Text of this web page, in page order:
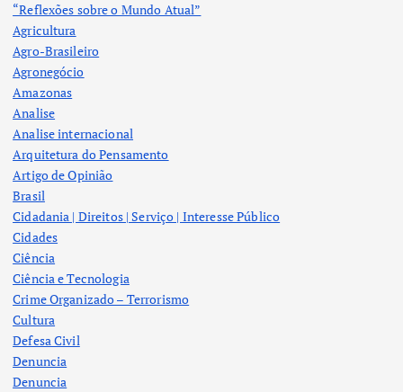
“Reflexões sobre o Mundo Atual”
Agricultura
Agro-Brasileiro
Agronegócio
Amazonas
Analise
Analise internacional
Arquitetura do Pensamento
Artigo de Opinião
Brasil
Cidadania | Direitos | Serviço | Interesse Público
Cidades
Ciência
Ciência e Tecnologia
Crime Organizado – Terrorismo
Cultura
Defesa Civil
Denuncia
Denuncia